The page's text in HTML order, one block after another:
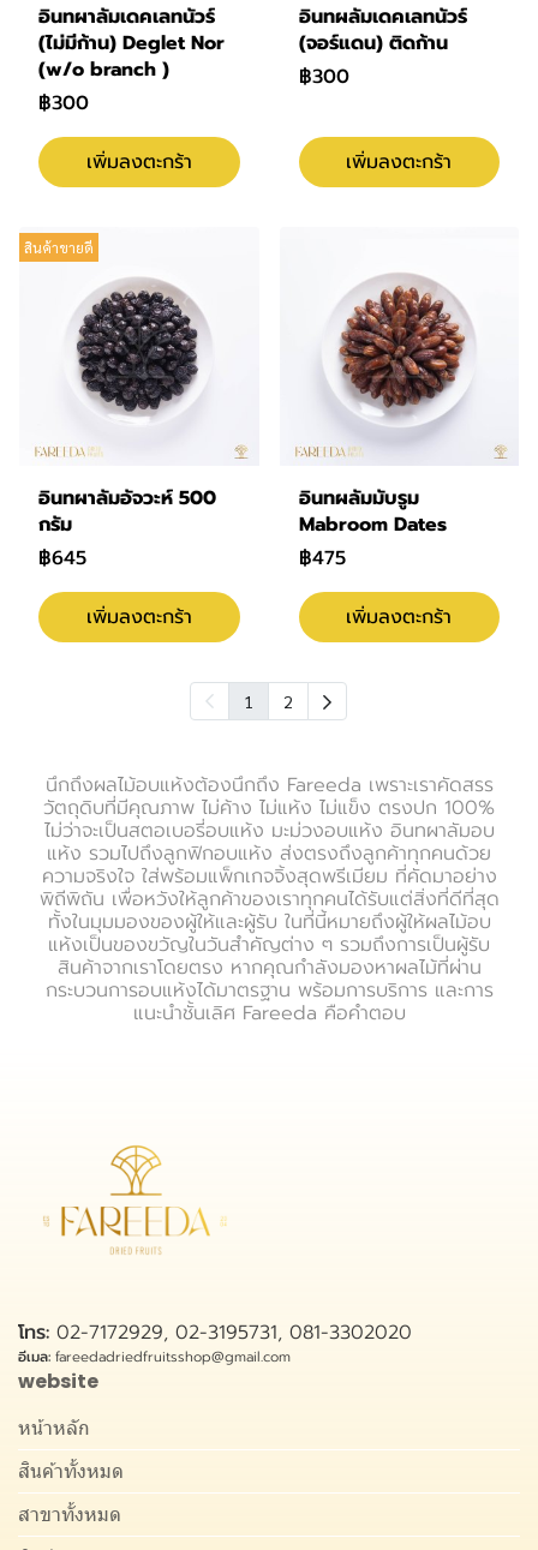
อินทผาลัมเดคเลทนัวร์
(ไม่มีก้าน) Deglet Nor
(w/o branch )
฿300
เพิ่มลงตะกร้า
อินทผลัมเดคเลทนัวร์
(จอร์แดน) ติดก้าน
฿300
เพิ่มลงตะกร้า
สินค้าขายดี
อินทผาลัมอัจวะห์ 500
กรัม
฿645
เพิ่มลงตะกร้า
อินทผลัมมับรูม
Mabroom Dates
฿475
เพิ่มลงตะกร้า
1 2
นึกถึงผลไม้อบแห้งต้องนึกถึง Fareeda เพราะเราคัดสรร
วัตถุดิบที่มีคุณภาพ ไม่ค้าง ไม่แห้ง ไม่แข็ง ตรงปก 100%
ไม่ว่าจะเป็นสตอเบอรี่อบแห้ง มะม่วงอบแห้ง อินทผาลัมอบ
แห้ง รวมไปถึงลูกฟิกอบแห้ง ส่งตรงถึงลูกค้าทุกคนด้วย
ความจริงใจ ใส่พร้อมแพ็กเกจจิ้งสุดพรีเมียม ที่คัดมาอย่าง
พิถีพิถัน เพื่อหวังให้ลูกค้าของเราทุกคนได้รับแต่สิ่งที่ดีที่สุด
ทั้งในมุมมองของผู้ให้และผู้รับ ในที่นี้หมายถึงผู้ให้ผลไม้อบ
แห้งเป็นของขวัญในวันสำคัญต่าง ๆ รวมถึงการเป็นผู้รับ
สินค้าจากเราโดยตรง หากคุณกำลังมองหาผลไม้ที่ผ่าน
กระบวนการอบแห้งได้มาตรฐาน พร้อมการบริการ และการ
แนะนำชั้นเลิศ Fareeda คือคำตอบ
โทร: 02-7172929, 02-3195731, 081-3302020
อีเมล: fareedadriedfruitsshop@gmail.com
website
หน้าหลัก
สินค้าทั้งหมด
สาขาทั้งหมด